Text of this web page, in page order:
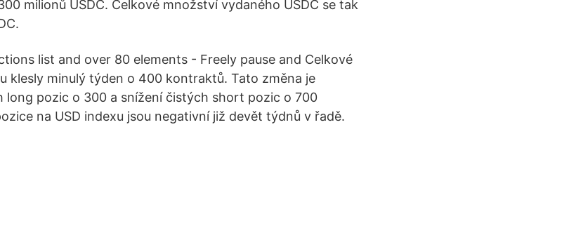
milionů USDC. Celkové množství vydaného USDC se tak
list and over 80 elements - Freely pause and Celkové
klesly minulý týden o 400 kontraktů. Tato změna je
long pozic o 300 a snížení čistých short pozic o 700
na USD indexu jsou negativní již devět týdnů v řadě.